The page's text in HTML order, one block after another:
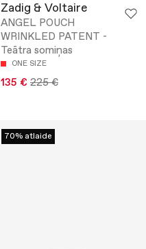
Zadig & Voltaire
ANGEL POUCH
WRINKLED PATENT -
Teātra somiņas
ONE SIZE
135 € 225 €
70% atlaide